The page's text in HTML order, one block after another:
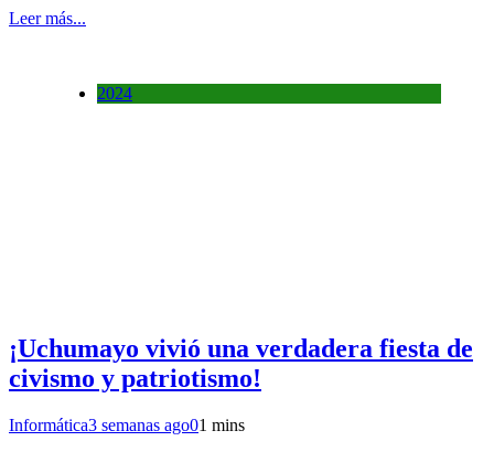
Leer más...
2024
¡Uchumayo vivió una verdadera fiesta de
civismo y patriotismo!
Informática3 semanas ago01 mins